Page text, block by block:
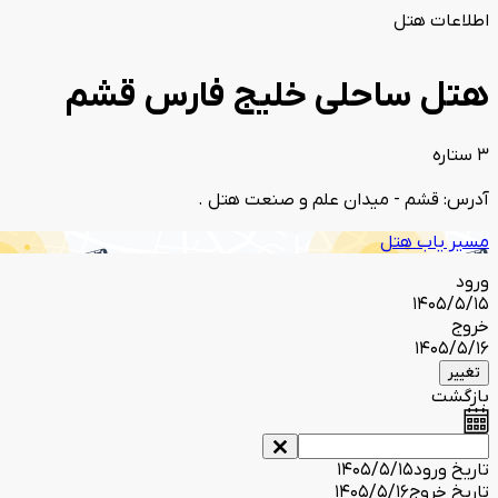
اطلاعات هتل
هتل ساحلی خلیج فارس قشم
3 ستاره
آدرس: قشم - میدان علم و صنعت هتل .
مسیر یاب هتل
ورود
1405/5/15
خروج
1405/5/16
تغییر
بازگشت
تاریخ ورود1405/5/15
تاریخ خروج1405/5/16